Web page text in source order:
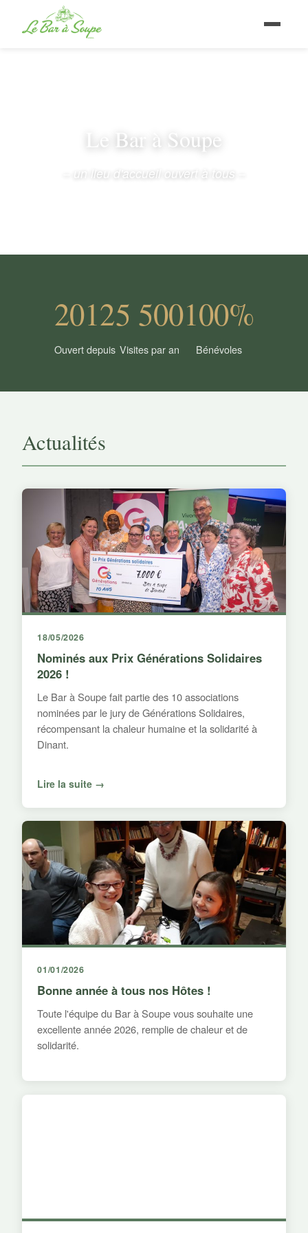
Le Bar à Soupe
– un lieu d'accueil ouvert à tous –
2012
Ouvert depuis
5 500
Visites par an
100%
Bénévoles
Actualités
18/05/2026
Nominés aux Prix Générations Solidaires
2026 !
Le Bar à Soupe fait partie des 10 associations
nominées par le jury de Générations Solidaires,
récompensant la chaleur humaine et la solidarité à
Dinant.
Lire la suite →
01/01/2026
Bonne année à tous nos Hôtes !
Toute l'équipe du Bar à Soupe vous souhaite une
excellente année 2026, remplie de chaleur et de
solidarité.